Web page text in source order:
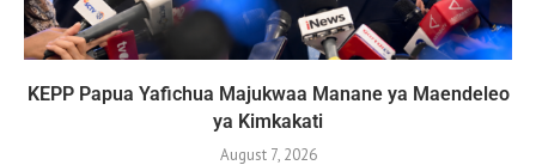
KEPP Papua Yafichua Majukwaa Manane ya Maendeleo
ya Kimkakati
August 7, 2026